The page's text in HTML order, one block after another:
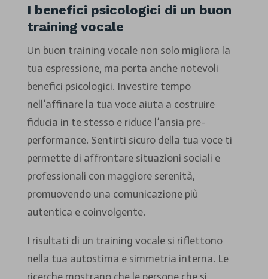
I benefici psicologici di un buon
training vocale
Un buon training vocale non solo migliora la
tua espressione, ma porta anche notevoli
benefici psicologici. Investire tempo
nell’affinare la tua voce aiuta a costruire
fiducia in te stesso e riduce l’ansia pre-
performance. Sentirti sicuro della tua voce ti
permette di affrontare situazioni sociali e
professionali con maggiore serenità,
promuovendo una comunicazione più
autentica e coinvolgente.
I risultati di un training vocale si riflettono
nella tua autostima e simmetria interna. Le